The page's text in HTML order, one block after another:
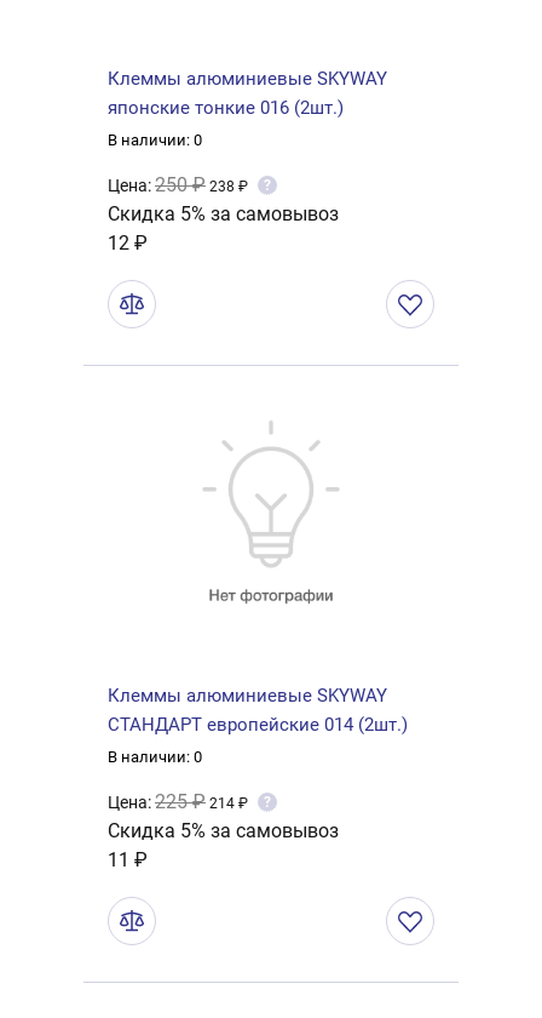
Клеммы алюминиевые SKYWAY
японские тонкие 016 (2шт.)
В наличии: 0
Цена:250 ₽ 238 ₽ ?
Скидка 5% за самовывоз
12 ₽
Клеммы алюминиевые SKYWAY
СТАНДАРТ европейские 014 (2шт.)
В наличии: 0
Цена:225 ₽ 214 ₽ ?
Скидка 5% за самовывоз
11 ₽